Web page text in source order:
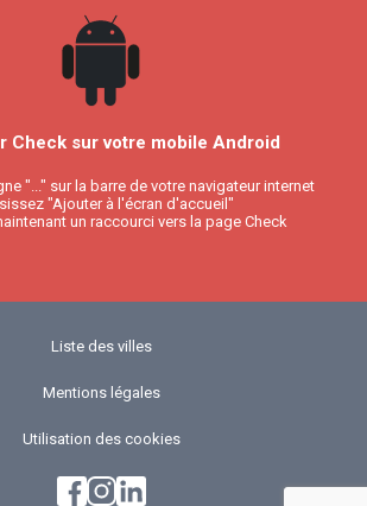
Check sur votre mobile Android
"..." sur la barre de votre navigateur internet
"Ajouter à l'écran d'accueil"
un raccourci vers la page Check
Liste des villes
Mentions légales
Utilisation des cookies